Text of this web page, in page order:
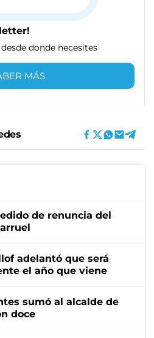
donde necesites
MÁS
de renuncia del
adelantó que será
el año que viene
sumó al alcalde de
doce